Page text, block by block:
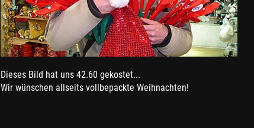
Dieses Bild hat uns 42.60 gekostet...
Wir wünschen allseits vollbepackte Weihnachten!